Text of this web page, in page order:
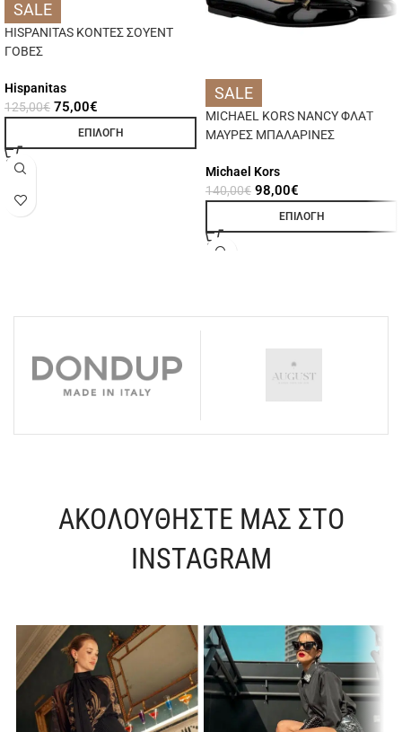
SALE
HISPANITAS ΚΟΝΤΕΣ ΣΟΥΕΝΤ
ΓΟΒΕΣ
Hispanitas
125,00€ 75,00€
ΕΠΙΛΟΓΉ
SALE
MICHAEL KORS NANCY ΦΛΑΤ
ΜΑΥΡΕΣ ΜΠΑΛΑΡΙΝΕΣ
Michael Kors
140,00€ 98,00€
ΕΠΙΛΟΓΉ
ΑΚΟΛΟΥΘΗΣΤΕ ΜΑΣ ΣΤΟ
INSTAGRAM